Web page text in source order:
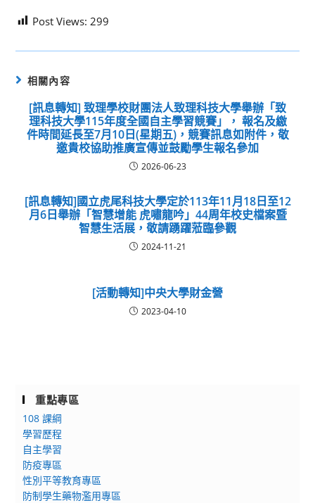
Post Views: 299
相關內容
[訊息轉知] 致理學校財團法人致理科技大學舉辦「致
理科技大學115年度全國自主學習競賽」， 報名及繳
件時間延長至7月10日(星期五)，競賽訊息如附件，敬
邀貴校協助推廣宣傳並鼓勵學生報名參加
2026-06-23
[訊息轉知]國立虎尾科技大學定於113年11月18日至12
月6日舉辦「智慧增能 虎嘯龍吟」44周年校史檔案暨
智慧生活展，敬請踴躍蒞臨參觀
2024-11-21
[活動轉知]中央大學財金營
2023-04-10
重點專區
108 課綱
學習歷程
自主學習
防疫專區
性別平等教育專區
防制學生藥物濫用專區